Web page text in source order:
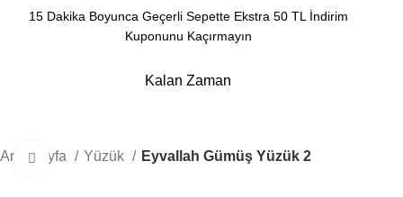
15 Dakika Boyunca Geçerli Sepette Ekstra 50 TL İndirim
Kuponunu Kaçırmayın
Kalan Zaman
Ana Sayfa Yüzük Eyvallah Gümüş Yüzük 2
Büyütmek için tıklayın